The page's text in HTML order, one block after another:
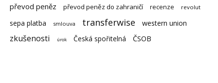
převod peněz převod peněz do zahraničí recenze revolut
sepa platba smlouva transferwise western union
zkušenosti úrok Česká spořitelná ČSOB